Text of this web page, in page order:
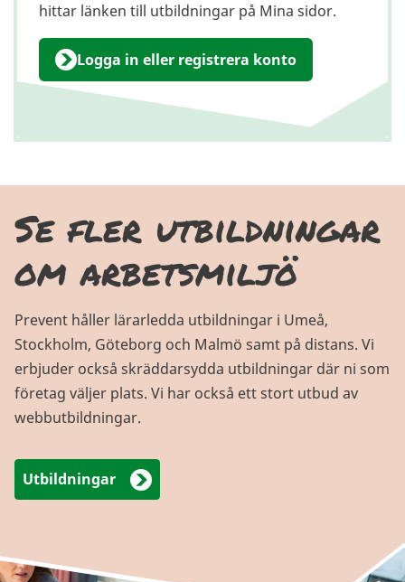
hittar länken till utbildningar på Mina sidor.
Logga in eller registrera konto
Se fler utbildningar
om arbetsmiljö
Prevent håller lärarledda utbildningar i Umeå,
Stockholm, Göteborg och Malmö samt på distans. Vi
erbjuder också skräddarsydda utbildningar där ni som
företag väljer plats. Vi har också ett stort utbud av
webbutbildningar.
Utbildningar